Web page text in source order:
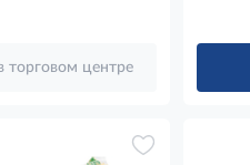
торговом центре